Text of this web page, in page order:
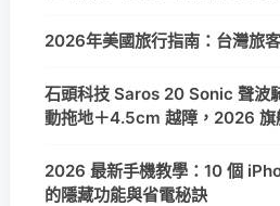
2026年美國旅行指南：台灣旅
石頭科技 Saros 20 Sonic 聲波
動拖地＋4.5cm 越障，2026 旗
2026 最新手機教學：10 個
的隱藏功能與省電秘訣